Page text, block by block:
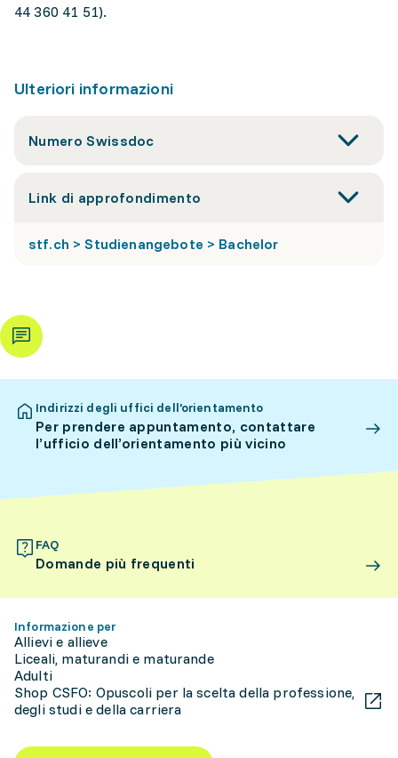
44 360 41 51).
Ulteriori informazioni
Numero Swissdoc
Link di approfondimento
stf.ch > Studienangebote > Bachelor
Indirizzi degli uffici dell’orientamento
Per prendere appuntamento, contattare
l’ufficio dell’orientamento più vicino
FAQ
Domande più frequenti
Informazione per
Allievi e allieve
Liceali, maturandi e maturande
Adulti
Shop CSFO: Opuscoli per la scelta della professione,
degli studi e della carriera